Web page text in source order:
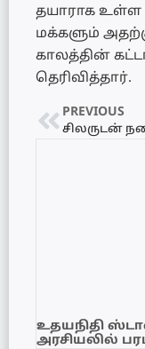
தயாராக உள்ள
மக்களும்
காலத்தின்
தெரிவித்தார்.
PREVIOUS
உதயநிதி
அரசியலில்